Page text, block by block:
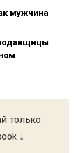
мужчина
только
↓